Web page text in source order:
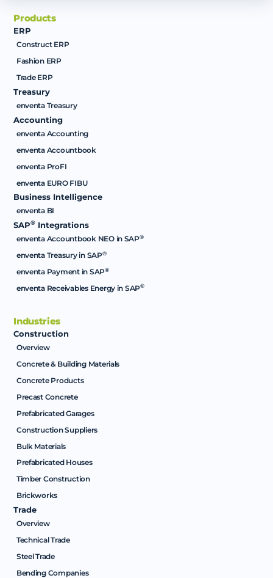
Products
ERP
Construct ERP
Fashion ERP
Trade ERP
Treasury
enventa Treasury
Accounting
enventa Accounting
enventa Accountbook
enventa ProFI
enventa EURO FIBU
Business Intelligence
enventa BI
SAP® Integrations
enventa Accountbook NEO in SAP®
enventa Treasury in SAP®
enventa Payment in SAP®
enventa Receivables Energy in SAP®
Industries
Construction
Overview
Concrete & Building Materials
Concrete Products
Precast Concrete
Prefabricated Garages
Construction Suppliers
Bulk Materials
Prefabricated Houses
Timber Construction
Brickworks
Trade
Overview
Technical Trade
Steel Trade
Bending Companies